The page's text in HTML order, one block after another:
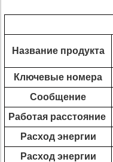
Название продукта
Ключевые номера
Сообщение
Работая расстояние
Расход энергии
Расход энергии